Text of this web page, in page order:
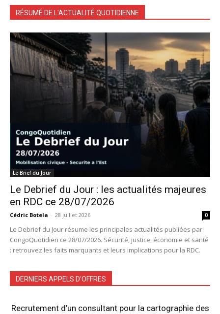
RÉSUMÉ DE L'ACTUALITÉ QUOTIDIENNE
Le Brief du Jour
Le Debrief du Jour : les actualités majeures
en RDC ce 28/07/2026
Cédric Botela - 28 juillet 2026 0
Le Debrief du Jour résume les principales actualités publiées par
CongoQuotidien ce 28/07/2026. Sécurité, justice, économie et santé
: retrouvez les faits marquants et leurs implications pour la RDC.
DERNIERS APPELS D'OFFRES
Recrutement d’un consultant pour la cartographie des